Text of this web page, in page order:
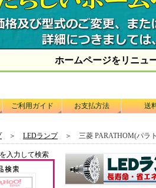
ホームページをリニュ
ご利用ガイド お支払方法 送
＞ LEDランプ ＞ 三菱 PARATHOM(パラ
入力して検索